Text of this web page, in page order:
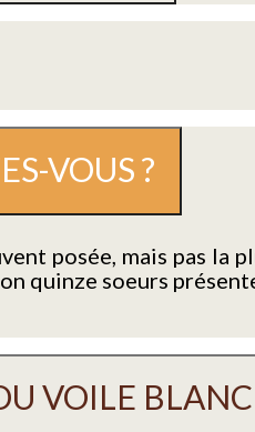
VOUS ?
posée, mais pas la
quinze soeurs
VOILE BLANC